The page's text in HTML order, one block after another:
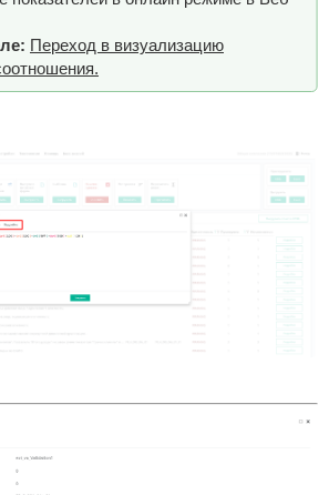
Переход в визуализацию